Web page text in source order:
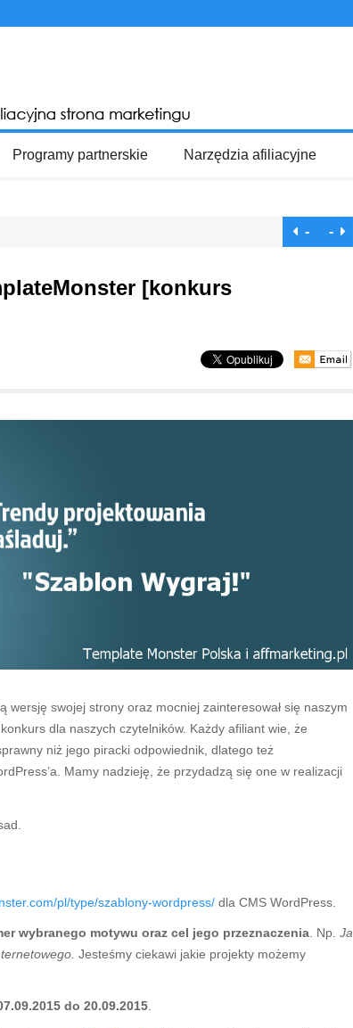
Programy partnerskie Narzędzia afiliacyjne
- -
[konkurs
wersję swojej strony oraz mocniej zainteresował się naszym
dla naszych czytelników. Każdy afiliant wie, że
niż jego piracki odpowiednik, dlatego też
Mamy nadzieję, że przydadzą się one w realizacji
pl/type/szablony-wordpress/ dla CMS WordPress.
wybranego motywu oraz cel jego przeznaczenia . Np. Ja
Jesteśmy ciekawi jakie projekty możemy
do 20.09.2015